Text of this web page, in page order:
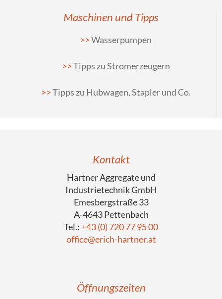
Maschinen und Tipps
Wasserpumpen
Tipps zu Stromerzeugern
Tipps zu Hubwagen, Stapler und Co.
Kontakt
Hartner Aggregate und
Industrietechnik GmbH
Emesbergstraße 33
A-4643 Pettenbach
Tel.: +43 (0) 720 77 95 00
office@erich-hartner.at
Öffnungszeiten